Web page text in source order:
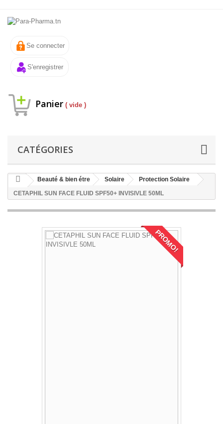
Se connecter
S'enregistrer
Panier ( vide )
CATÉGORIES
Beauté & bien étre Solaire
Protection Solaire
CETAPHIL SUN FACE FLUID SPF50+ INVISIVLE 50ML
PROMO!